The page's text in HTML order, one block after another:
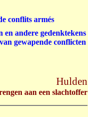
Hulden
aan een slachtoffer
conflits armés
en andere gedenktekens
gewapende conflicten